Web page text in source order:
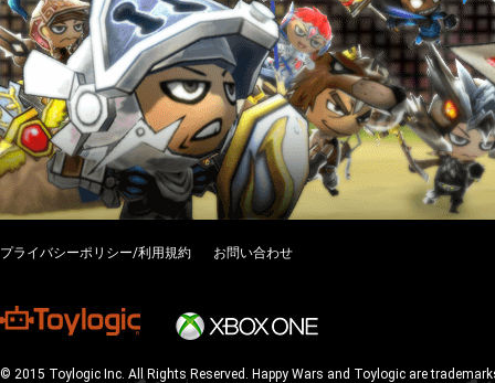
プライバシーポリシー/利用規約 お問い合わせ
© 2015 Toylogic Inc. All Rights Reserved. Happy Wars and Toylogic are